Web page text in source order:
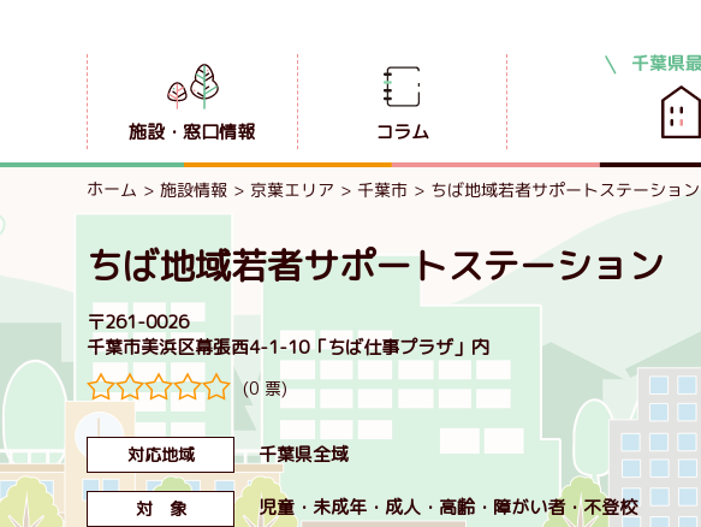
施設・窓口情報 コラム
ホーム 施設情報 京葉エリア 千葉市 ちば地域若者サポートステーション
ちば地域若者サポートステーション
〒261-0026
千葉市美浜区幕張西4-1-10「ちば仕事プラザ」内
(0 票)
対応地域 千葉県全域
対 象 児童 未成年 成人 高齢 障がい者 不登校